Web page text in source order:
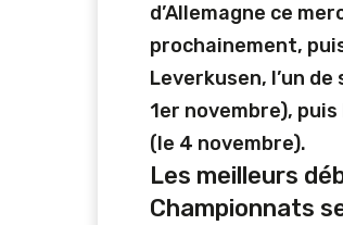
d’Allemagne ce
prochainement,
Leverkusen, l’un
1er novembre),
(le 4 novembre).
Les meilleurs
Championnats